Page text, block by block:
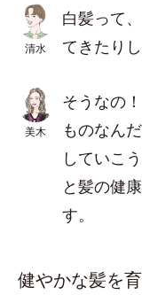
清水
白髪って
てきたり
美木
そうなの
ものなん
していこ
と髪の健
す。
健やかな髪を